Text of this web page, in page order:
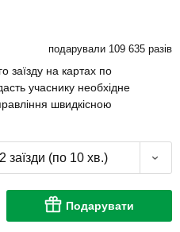
подарували 109 635 разів
заїзду на картах по
учаснику необхідне
швидкісною
2 заїзди (по 10 хв.)
Подарувати